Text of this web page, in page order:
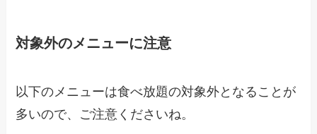
対象外のメニューに注意
以下のメニューは食べ放題の対象外となることが
多いので、ご注意くださいね。